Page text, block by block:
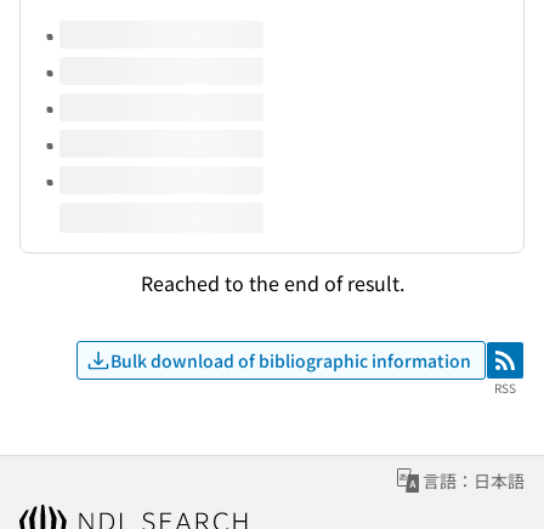
Volumes of this title
Reached to the end of result.
Bulk download of bibliographic information RSS
RSS
言語：日本語